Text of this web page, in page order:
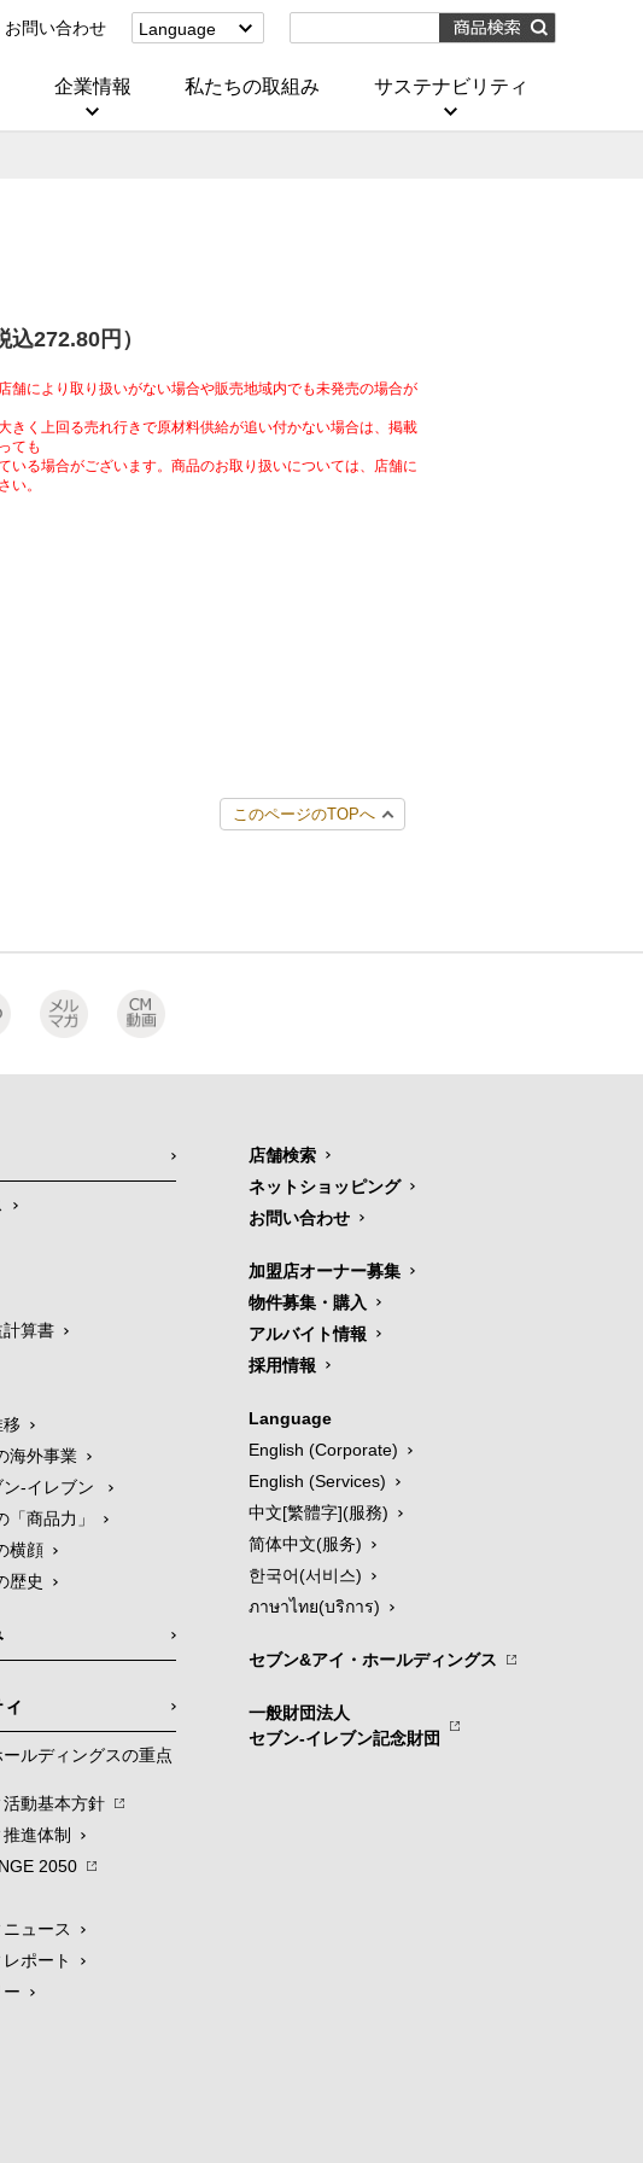
お問い合わせ
Language
(Corporate)
企業情報 私たちの取組み サステナビリティ
込272.80円）
舗により取り扱いがない場合や販売地域内でも未発売の場合が
きく上回る売れ行きで原材料供給が追い付かない場合は、掲載
ても
いる場合がございます。商品のお取り扱いについては、店舗に
い。
このページのTOPへ
算書
海外事業
‐イレブン
「商品力」
横顔
歴史
ルディングスの重点
動基本方針
進体制
2050
ュース
ポート
店舗検索
ネットショッピング
お問い合わせ
加盟店オーナー募集
物件募集・購入
アルバイト情報
採用情報
Language
English (Corporate)
English (Services)
中文[繁體字](服務)
简体中文(服务)
한국어(서비스)
ภาษาไทย(บริการ)
セブン&アイ・ホールディングス
一般財団法人
セブン-イレブン記念財団